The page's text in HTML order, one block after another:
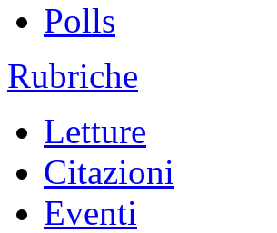
Polls
Rubriche
Letture
Citazioni
Eventi